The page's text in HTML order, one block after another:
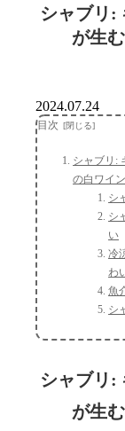
シャブリ:
が生
2024.07.24
目次
シャブリ:
の白ワイン
シ
シ
い
冷
わ
魚
シ
シャブリ:
が生